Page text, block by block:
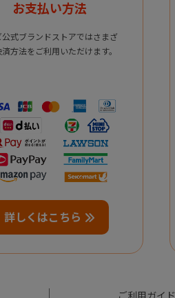
お支払い方法
公式ブランドストアではさまざ
済方法をご利用いただけます。
詳しくはこちら
ご利用ガイド